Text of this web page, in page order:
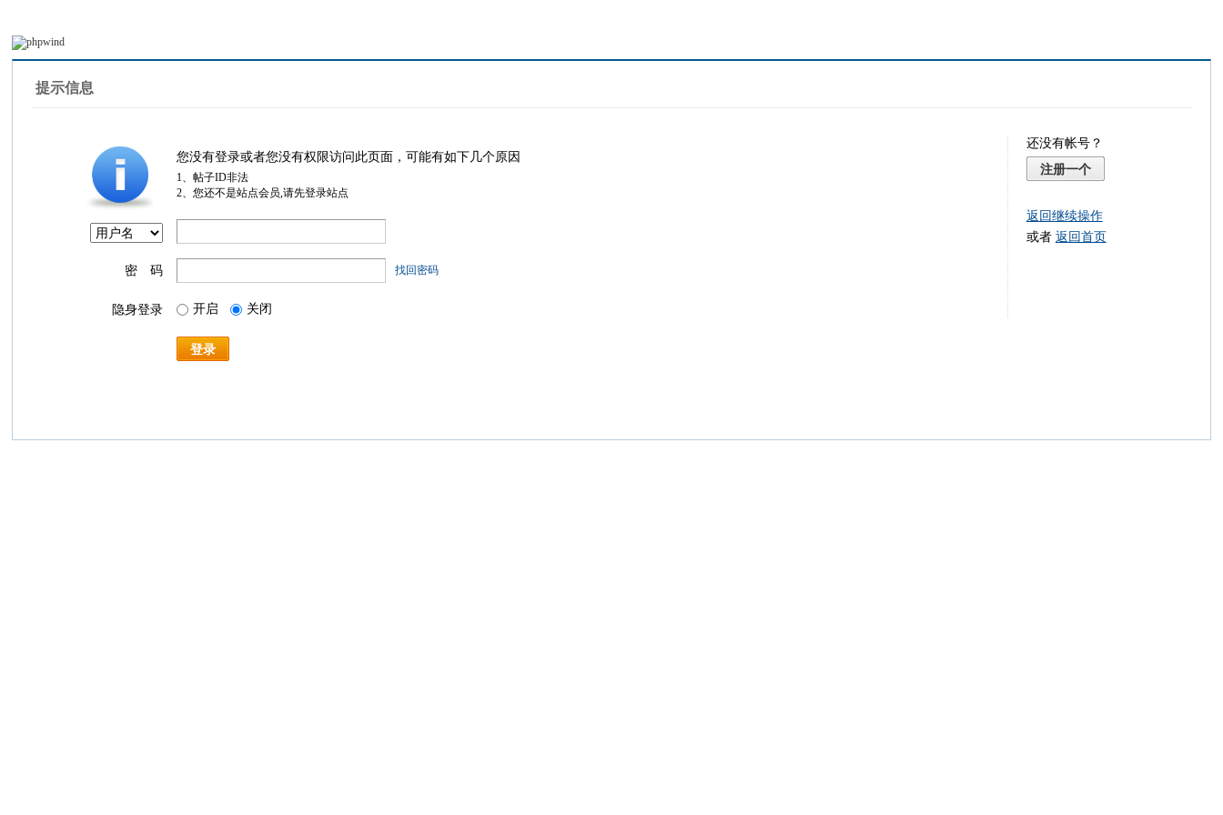
提示信息
您没有登录或者您没有权限访问此页面，可能有如下几个原因
1、帖子ID非法
2、您还不是站点会员,请先登录站点
密 码 找回密码
隐身登录 开启 关闭
登录
还没有帐号？
注册一个
返回继续操作
或者 返回首页